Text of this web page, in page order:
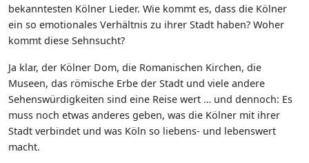
bekanntesten Kölner Lieder. Wie kommt es, dass die Kölner
ein so emotionales Verhältnis zu ihrer Stadt haben? Woher
kommt diese Sehnsucht?
Ja klar, der Kölner Dom, die Romanischen Kirchen, die
Museen, das römische Erbe der Stadt und viele andere
Sehenswürdigkeiten sind eine Reise wert … und dennoch: Es
muss noch etwas anderes geben, was die Kölner mit ihrer
Stadt verbindet und was Köln so liebens- und lebenswert
macht.